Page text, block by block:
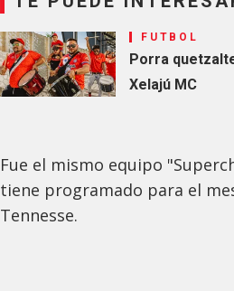
FUTBOL
Porra
Xelajú MC
Fue el mismo equipo
tiene programado para el
Tennesse.